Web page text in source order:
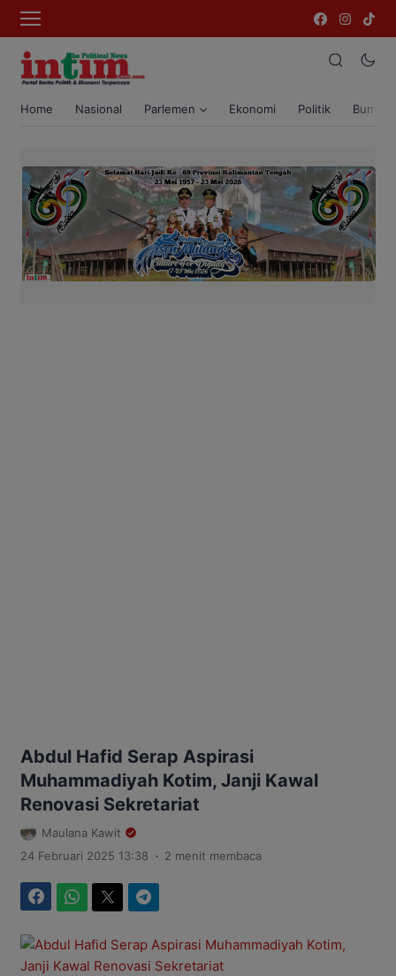
Home Nasional Parlemen Ekonomi Politik Bumi
Abdul Hafid Serap Aspirasi
Muhammadiyah Kotim, Janji Kawal
Renovasi Sekretariat
Maulana Kawit
24 Februari 2025 13:38 . 2 menit membaca